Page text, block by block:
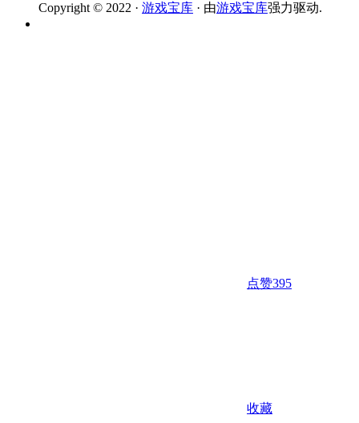
Copyright © 2022 · 游戏宝库 · 由游戏宝库强力驱动.
点赞395
收藏